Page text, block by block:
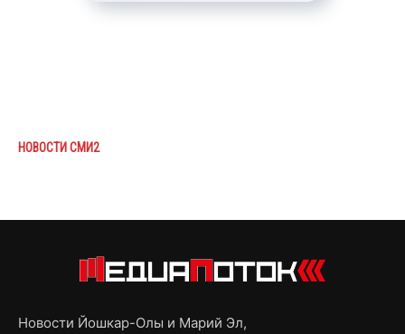
НОВОСТИ СМИ2
Новости Йошкар-Олы и Марий Эл,